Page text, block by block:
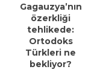
Gagauzya’nın
özerkliği
tehlikede:
Ortodoks
Türkleri ne
bekliyor?